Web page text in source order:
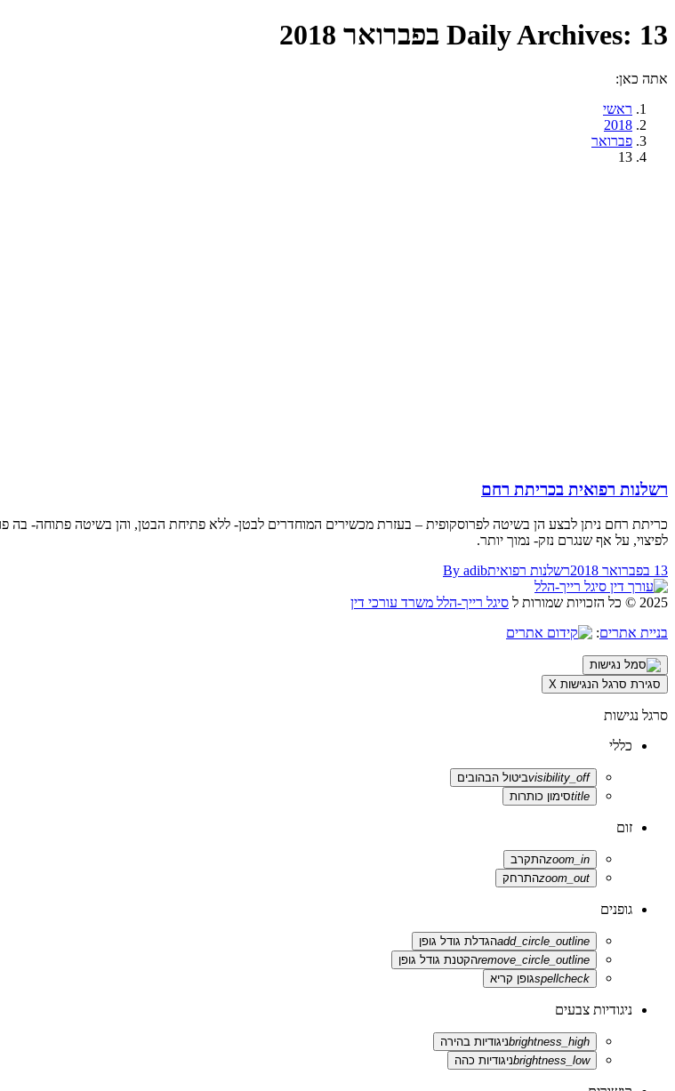
Daily Archives: 13 בפברואר 2018
אתה כאן:
ראשי
2018
פברואר
13
רשלנות רפואית בכריתת רחם
כריתת רחם ניתן לבצע הן בשיטה לפרוסקופית – בעזרת מכשירים המוחדרים לבטן- ללא פתיחת הבטן, והן בשיטה פתוחה- בה
לפיצוי, על אף שנגרם נזק- נמוך יותר.
13 בפברואר 2018
רשלנות רפואית By adib
2025 © כל הזכויות שמורות ל
סיגל רייך-הלל משרד עורכי דין
בניית אתרים:
סגירת סרגל הנגישות X
סרגל נגישות
כללי
visibility_offביטול הבהובים
titleסימון כותרות
זום
zoom_inהתקרב
zoom_outהתרחק
גופנים
add_circle_outlineהגדלת גודל גופן
remove_circle_outlineהקטנת גודל גופן
spellcheckגופן קריא
ניגודיות צבעים
brightness_highניגודיות בהירה
brightness_lowניגודיות כהה